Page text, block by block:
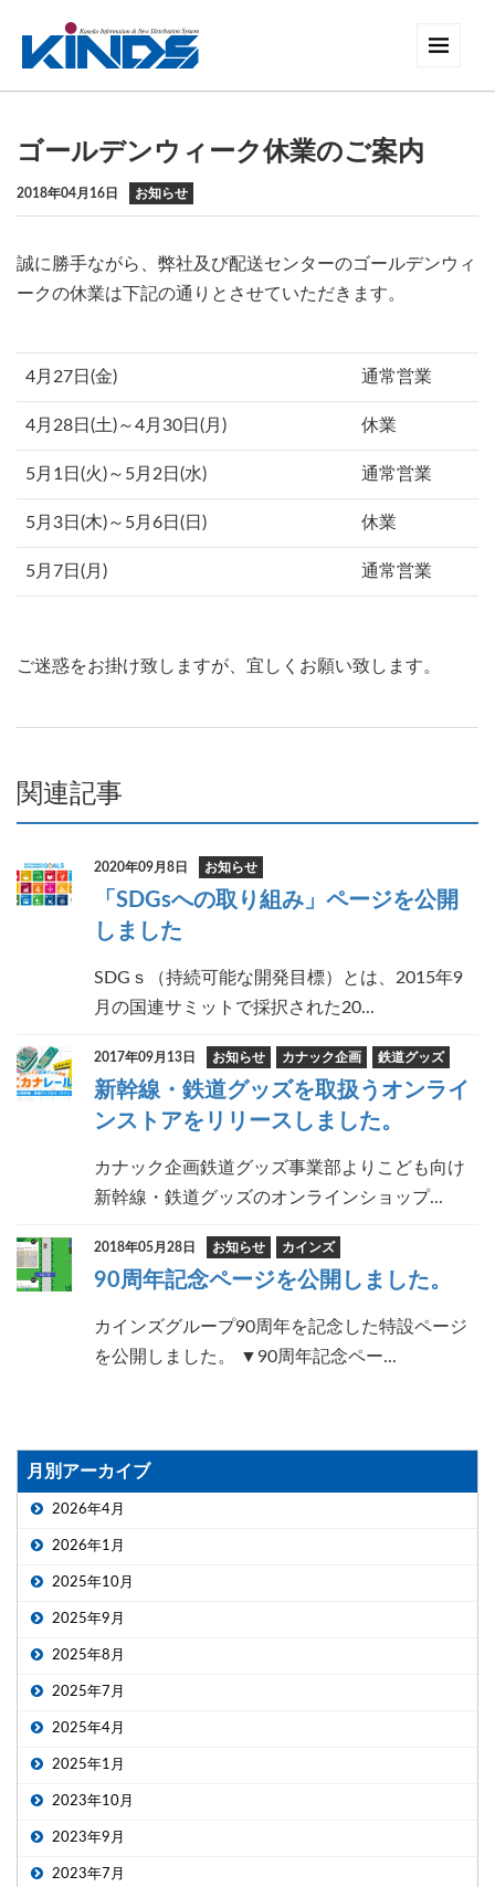
ゴールデンウィーク休業のご案内
2018年04月16日 お知らせ
誠に勝手ながら、弊社及び配送センターのゴールデンウィ
ークの休業は下記の通りとさせていただきます。
4月27日(金) 通常営業
4月28日(土)～4月30日(月) 休業
5月1日(火)～5月2日(水) 通常営業
5月3日(木)～5月6日(日) 休業
5月7日(月) 通常営業
ご迷惑をお掛け致しますが、宜しくお願い致します。
関連記事
2020年09月8日 お知らせ
「SDGsへの取り組み」ページを公開
しました
SDGｓ（持続可能な開発目標）とは、2015年9
月の国連サミットで採択された20...
2017年09月13日 お知らせ カナック企画 鉄道グッズ
新幹線・鉄道グッズを取扱うオンライ
ンストアをリリースしました。
カナック企画鉄道グッズ事業部よりこども向け
新幹線・鉄道グッズのオンラインショップ...
2018年05月28日 お知らせ カインズ
90周年記念ページを公開しました。
カインズグループ90周年を記念した特設ページ
を公開しました。 ▼90周年記念ペー...
月別アーカイブ
2026年4月
2026年1月
2025年10月
2025年9月
2025年8月
2025年7月
2025年4月
2025年1月
2023年10月
2023年9月
2023年7月